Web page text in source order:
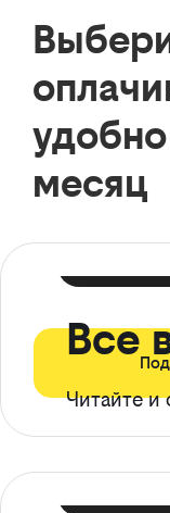
месяц
Все
Читайте и